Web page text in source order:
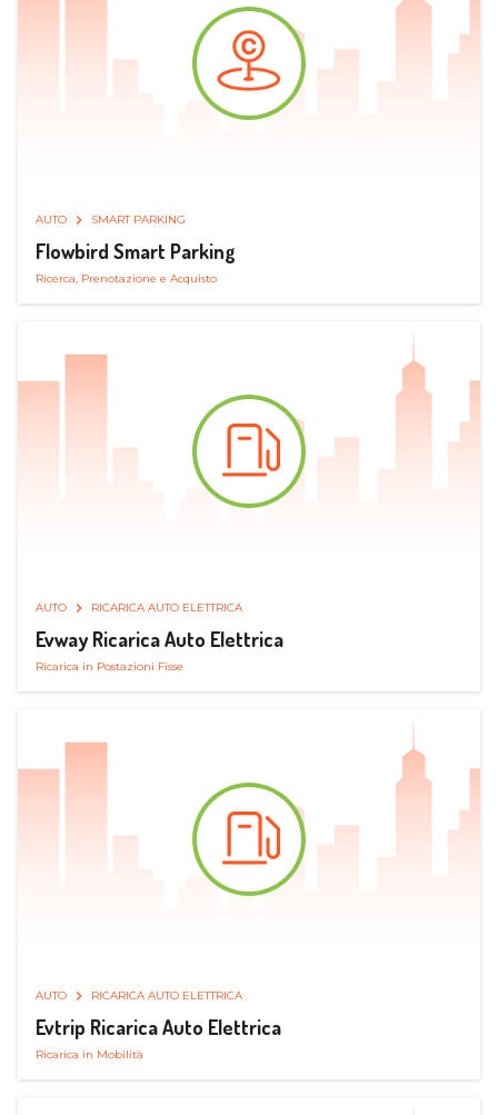
AUTO SMART PARKING
Flowbird Smart Parking
Ricerca, Prenotazione e Acquisto
AUTO RICARICA AUTO ELETTRICA
Evway Ricarica Auto Elettrica
Ricarica in Postazioni Fisse
AUTO RICARICA AUTO ELETTRICA
Evtrip Ricarica Auto Elettrica
Ricarica in Mobilità